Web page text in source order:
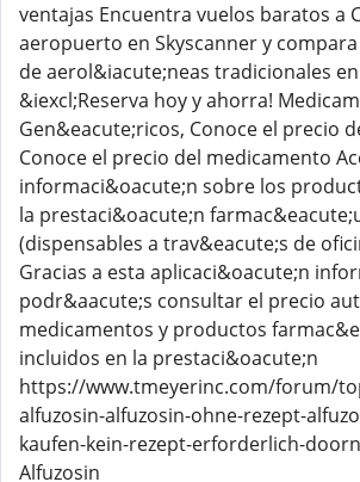
ventajas Encuentra vuelos baratos a
aeropuerto en Skyscanner y
de aerol&iacute;neas tradicionales
&iexcl;Reserva hoy y ahorra!
Gen&eacute;ricos, Conoce el precio
Conoce el precio del medicamento
informaci&oacute;n sobre los
la prestaci&oacute;n
(dispensables a trav&eacute;s de
Gracias a esta aplicaci&oacute;n
podr&aacute;s consultar el precio
medicamentos y productos
incluidos en la prestaci&oacute;n
https://www.tmeyerinc.com/forum/
alfuzosin-alfuzosin-ohne-rezept-
kaufen-kein-rezept-erforderlich-
Alfuzosin